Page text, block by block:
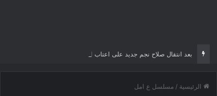
بعد انتقال صلاح نجم جديد على اعتاب الدوري التركي
الرئيسية / مسلسل ع امل